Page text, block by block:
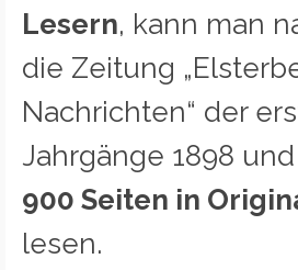
Lesern, kann man
die Zeitung
Nachrichten“ der
Jahrgänge 1898
900 Seiten in
lesen.